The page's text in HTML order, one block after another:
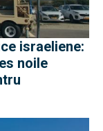
israeliene:
noile